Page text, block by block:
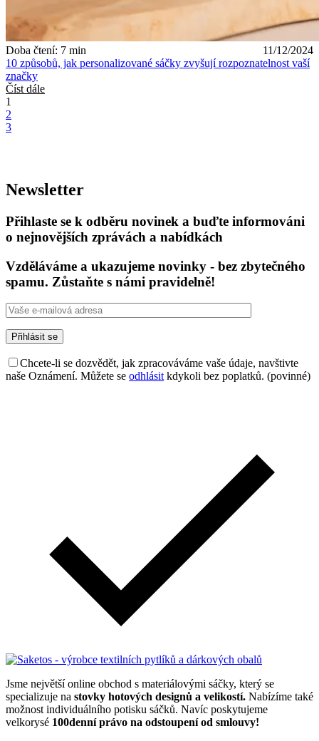
Doba čtení: 7 min
11/12/2024
10 způsobů, jak personalizované sáčky zvyšují rozpoznatelnost vaší
značky
Číst dále
1
2
3
Newsletter
Přihlaste se k odběru novinek a buďte informováni
o nejnovějších zprávách a nabídkách
Vzděláváme a ukazujeme novinky - bez zbytečného
spamu. Zůstaňte s námi pravidelně!
Chcete-li se dozvědět, jak zpracováváme vaše údaje, navštivte
naše Oznámení. Můžete se odhlásit kdykoli bez poplatků. (povinné)
Jsme největší online obchod s materiálovými sáčky, který se
specializuje na stovky hotových designů a velikostí. Nabízíme také
možnost individuálního potisku sáčků. Navíc poskytujeme
velkorysé 100denní právo na odstoupení od smlouvy!